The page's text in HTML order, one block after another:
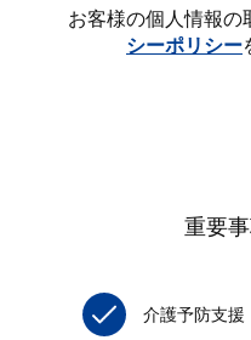
お客様の個人情報の
シーポリシー
重要
介護予防支援